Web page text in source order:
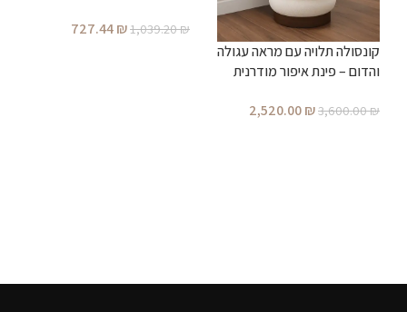
קונסולה תלויה עם מראה עגולה
והדום – פינת איפור מודרנית
3,600.00₪
2,520.00₪
1,039.20₪
727.44₪